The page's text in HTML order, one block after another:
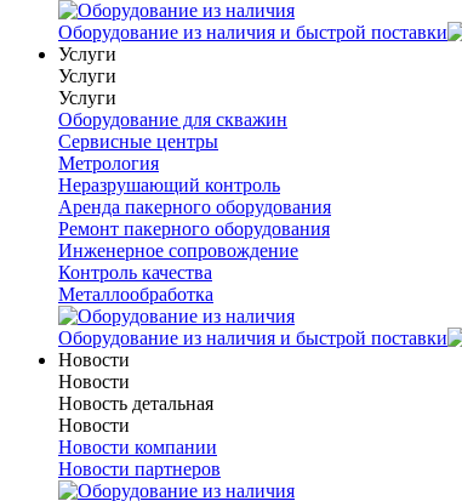
Оборудование из наличия и быстрой поставки
Услуги
Услуги
Услуги
Оборудование для скважин
Сервисные центры
Метрология
Неразрушающий контроль
Аренда пакерного оборудования
Ремонт пакерного оборудования
Инженерное сопровождение
Контроль качества
Металлообработка
Оборудование из наличия и быстрой поставки
Новости
Новости
Новость детальная
Новости
Новости компании
Новости партнеров